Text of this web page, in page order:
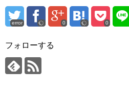
error 0 0
フォローする